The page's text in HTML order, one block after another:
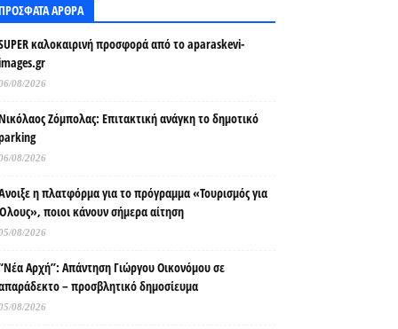
ΑΡΘΡΑ
καλοκαιρινή προσφορά από το aparaskevi-
08/2026
Ζόμπολας: Επιτακτική ανάγκη το δημοτικό
08/2026
η πλατφόρμα για το πρόγραμμα «Τουρισμός για
ποιοι κάνουν σήμερα αίτηση
08/2026
Αρχή”: Απάντηση Γιώργου Οικονόμου σε
– προσβλητικό δημοσίευμα
08/2026